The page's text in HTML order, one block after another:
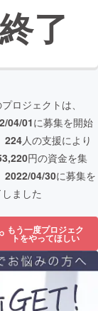
終了
ロジェクトは、
04/01に募集を開始
224人の支援により
円の資金を集
2022/04/30に募集を
ました
もう一度プロジェク
トをやってほしい